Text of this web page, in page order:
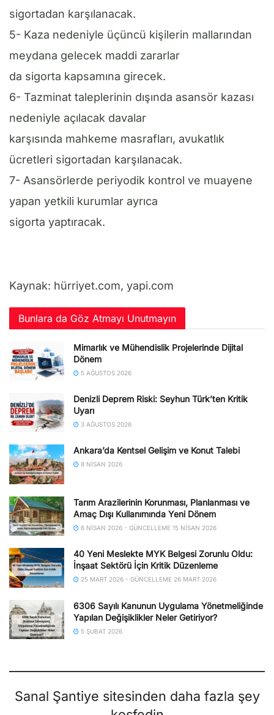
sigortadan karşılanacak.
5- Kaza nedeniyle üçüncü kişilerin mallarından
meydana gelecek maddi zararlar
da sigorta kapsamına girecek.
6- Tazminat taleplerinin dışında asansör kazası
nedeniyle açılacak davalar
karşısında mahkeme masrafları, avukatlık
ücretleri sigortadan karşılanacak.
7- Asansörlerde periyodik kontrol ve muayene
yapan yetkili kurumlar ayrıca
sigorta yaptıracak.
Kaynak: hürriyet.com, yapi.com
Bunlara da Göz Atmayı Unutmayın
Mimarlık ve Mühendislik Projelerinde Dijital
Dönem
5 AĞUSTOS 2026
Denizli Deprem Riski: Seyhun Türk’ten Kritik
Uyarı
3 AĞUSTOS 2026
Ankara’da Kentsel Gelişim ve Konut Talebi
8 NISAN 2026
Tarım Arazilerinin Korunması, Planlanması ve
Amaç Dışı Kullanımında Yeni Dönem
6 NISAN 2026 - GÜNCELLEME 15 NISAN 2026
40 Yeni Meslekte MYK Belgesi Zorunlu Oldu:
İnşaat Sektörü İçin Kritik Düzenleme
25 MART 2026 - GÜNCELLEME 26 MART 2026
6306 Sayılı Kanunun Uygulama Yönetmeliğinde
Yapılan Değişiklikler Neler Getiriyor?
5 ŞUBAT 2026
Sanal Şantiye sitesinden daha fazla şey